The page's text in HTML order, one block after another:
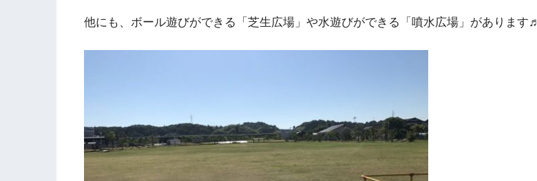
他にも、ボール遊びができる「芝生広場」や水遊びができる「噴水広場」があります♬